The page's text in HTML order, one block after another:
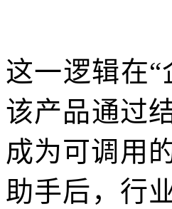
这一逻辑在
该产品通过
成为可调用
助手后，行